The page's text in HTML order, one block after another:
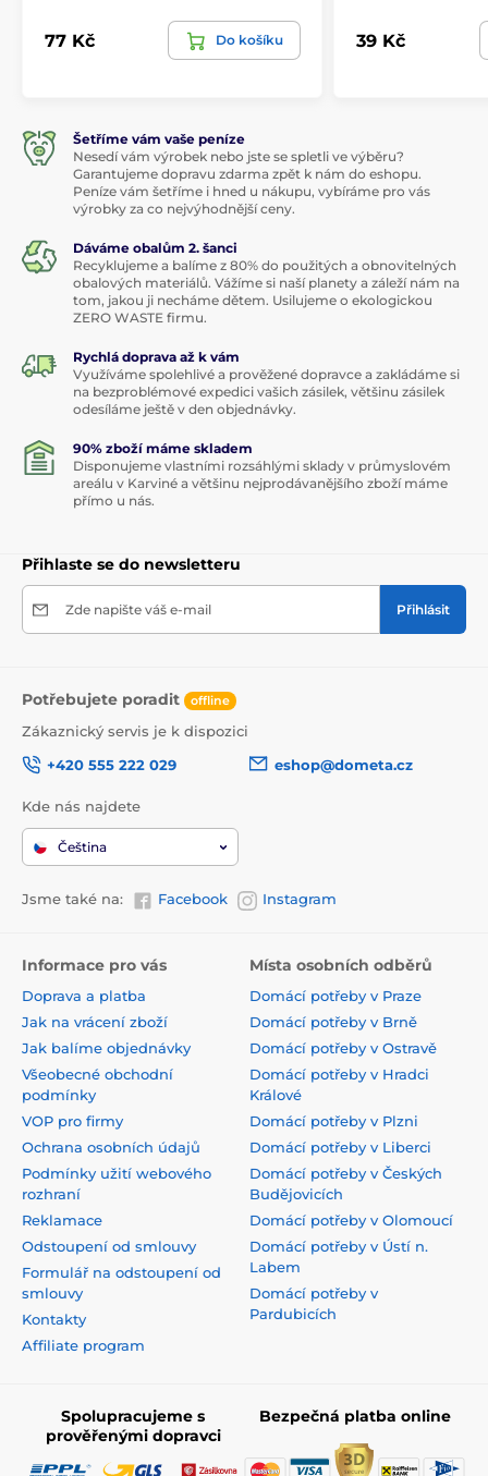
77 Kč Do košíku 39 Kč
Šetříme vám vaše peníze
Nesedí vám výrobek nebo jste se spletli ve výběru?
Garantujeme dopravu zdarma zpět k nám do eshopu.
Peníze vám šetříme i hned u nákupu, vybíráme pro vás
výrobky za co nejvýhodnější ceny.
Dáváme obalům 2. šanci
Recyklujeme a balíme z 80% do použitých a obnovitelných
obalových materiálů. Vážíme si naší planety a záleží nám na
tom, jakou ji necháme dětem. Usilujeme o ekologickou
ZERO WASTE firmu.
Rychlá doprava až k vám
Využíváme spolehlivé a prověžené dopravce a zakládáme si
na bezproblémové expedici vašich zásilek, většinu zásilek
odesíláme ještě v den objednávky.
90% zboží máme skladem
Disponujeme vlastními rozsáhlými sklady v průmyslovém
areálu v Karviné a většinu nejprodávanějšího zboží máme
přímo u nás.
Přihlaste se do newsletteru
Zde napište váš e-mail Přihlásit
Potřebujete poradit offline
Zákaznický servis je k dispozici
+420 555 222 029
eshop@dometa.cz
Kde nás najdete
Čeština
Jsme také na: Facebook Instagram
Informace pro vás
Doprava a platba
Jak na vrácení zboží
Jak balíme objednávky
Všeobecné obchodní
podmínky
VOP pro firmy
Ochrana osobních údajů
Podmínky užití webového
rozhraní
Reklamace
Odstoupení od smlouvy
Formulář na odstoupení od
smlouvy
Kontakty
Affiliate program
Místa osobních odběrů
Domácí potřeby v Praze
Domácí potřeby v Brně
Domácí potřeby v Ostravě
Domácí potřeby v Hradci
Králové
Domácí potřeby v Plzni
Domácí potřeby v Liberci
Domácí potřeby v Českých
Budějovicích
Domácí potřeby v Olomoucí
Domácí potřeby v Ústí n.
Labem
Domácí potřeby v
Pardubicích
Spolupracujeme s
prověřenými dopravci
Bezpečná platba online